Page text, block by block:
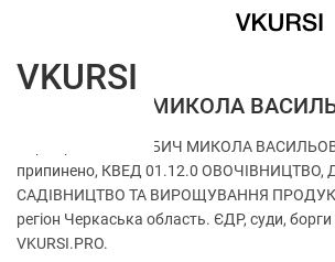
ФОП БАБИЧ МИКОЛА
Перевірка ФОП БАБИЧ МИКОЛА
припинено, КВЕД 01.12.0 ОВОЧІВНИЦТВО,
САДІВНИЦТВО ТА ВИРОЩУВАННЯ
регіон Черкаська область. ЄДР, суди, борги
VKURSI.PRO.
VKURSI